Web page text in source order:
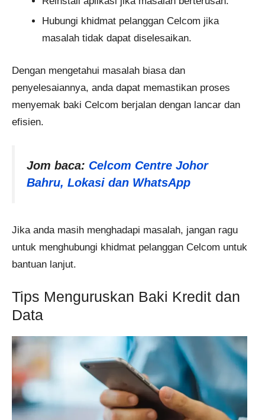
Hubungi khidmat pelanggan Celcom jika
masalah tidak dapat diselesaikan.
Dengan mengetahui masalah biasa dan
penyelesaiannya, anda dapat memastikan proses
menyemak baki Celcom berjalan dengan lancar dan
efisien.
Jom baca: Celcom Centre Johor
Bahru, Lokasi dan WhatsApp
Jika anda masih menghadapi masalah, jangan ragu
untuk menghubungi khidmat pelanggan Celcom untuk
bantuan lanjut.
Tips Menguruskan Baki Kredit dan
Data